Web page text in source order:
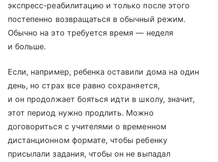
экспресс-реабилитацию и только после этого
постепенно возвращаться в обычный режим.
Обычно на это требуется время — неделя
и больше.
Если, например, ребенка оставили дома на один
день, но страх все равно сохраняется,
и он продолжает бояться идти в школу, значит,
этот период нужно продлить. Можно
договориться с учителями о временном
дистанционном формате, чтобы ребенку
присылали задания, чтобы он не выпадал